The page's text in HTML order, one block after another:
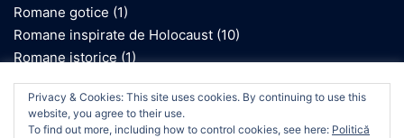
Romane gotice (1)
Romane inspirate de Holocaust (10)
Romane istorice (1)
Romane SF (2)
We use cookies on our website to give you the most
relevant experience by remembering your preferences
and repeat visits. By clicking “Accept”, you consent to the
Privacy & Cookies: This site uses cookies. By continuing to use this
website, you agree to their use.
To find out more, including how to control cookies, see here: Politică